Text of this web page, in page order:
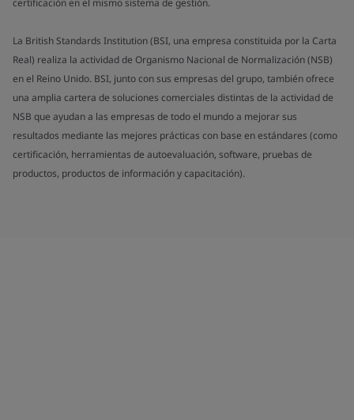
certificación en el mismo sistema de gestión.
La British Standards Institution (BSI, una empresa constituida por la Carta
Real) realiza la actividad de Organismo Nacional de Normalización (NSB)
en el Reino Unido. BSI, junto con sus empresas del grupo, también ofrece
una amplia cartera de soluciones comerciales distintas de la actividad de
NSB que ayudan a las empresas de todo el mundo a mejorar sus
resultados mediante las mejores prácticas con base en estándares (como
certificación, herramientas de autoevaluación, software, pruebas de
productos, productos de información y capacitación).